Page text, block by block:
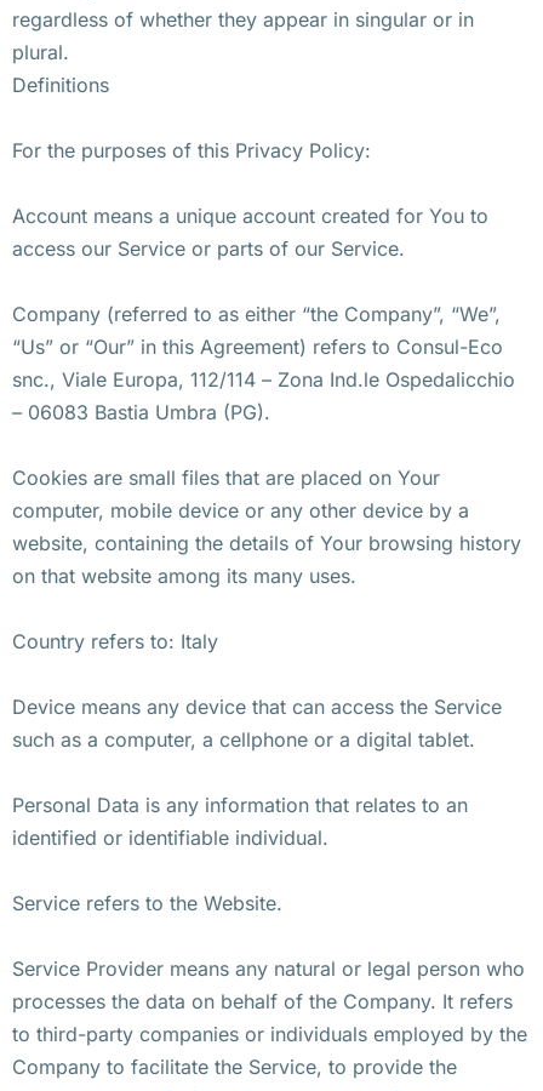
regardless of whether they appear in singular or in
plural.
Definitions
For the purposes of this Privacy Policy:
Account means a unique account created for You to
access our Service or parts of our Service.
Company (referred to as either “the Company”, “We”,
“Us” or “Our” in this Agreement) refers to Consul-Eco
snc., Viale Europa, 112/114 – Zona Ind.le Ospedalicchio
– 06083 Bastia Umbra (PG).
Cookies are small files that are placed on Your
computer, mobile device or any other device by a
website, containing the details of Your browsing history
on that website among its many uses.
Country refers to: Italy
Device means any device that can access the Service
such as a computer, a cellphone or a digital tablet.
Personal Data is any information that relates to an
identified or identifiable individual.
Service refers to the Website.
Service Provider means any natural or legal person who
processes the data on behalf of the Company. It refers
to third-party companies or individuals employed by the
Company to facilitate the Service, to provide the